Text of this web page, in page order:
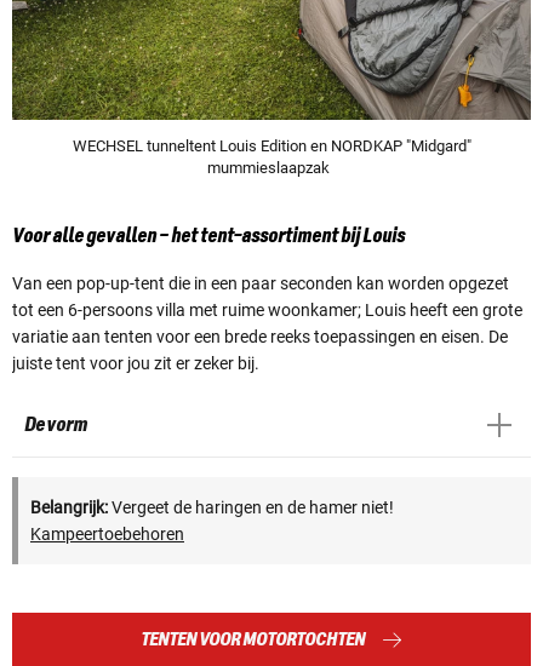
WECHSEL tunneltent Louis Edition en NORDKAP "Midgard"
mummieslaapzak
Voor alle gevallen – het tent-assortiment bij Louis
Van een pop-up-tent die in een paar seconden kan worden opgezet
tot een 6-persoons villa met ruime woonkamer; Louis heeft een grote
variatie aan tenten voor een brede reeks toepassingen en eisen. De
juiste tent voor jou zit er zeker bij.
De vorm
Belangrijk:Vergeet de haringen en de hamer niet!
Kampeertoebehoren
TENTEN VOOR MOTORTOCHTEN